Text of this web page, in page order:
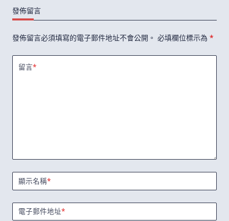
發佈留言
發佈留言必須填寫的電子郵件地址不會公開。 必填欄位標示為 *
留言*
顯示名稱*
電子郵件地址*